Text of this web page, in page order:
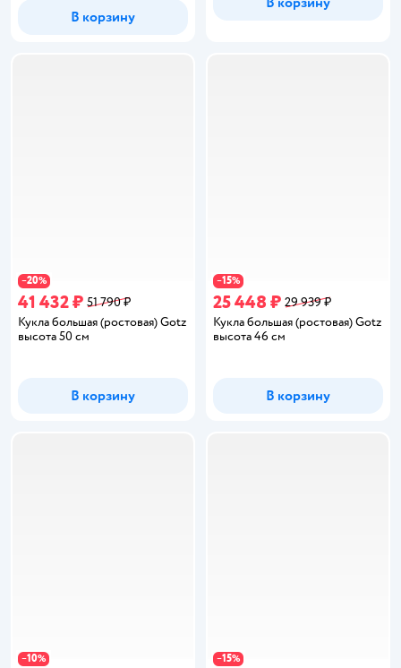
В корзину
−20%
41 432 ₽ 51 790 ₽
Кукла большая (ростовая) Gotz
высота 50 см
В корзину
−15%
25 448 ₽ 29 939 ₽
Кукла большая (ростовая) Gotz
высота 46 см
В корзину
−10% −15%